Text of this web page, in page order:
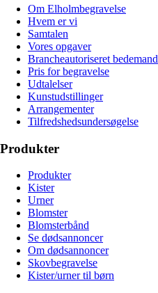
Om Elholmbegravelse
Hvem er vi
Samtalen
Vores opgaver
Brancheautoriseret bedemand
Pris for begravelse
Udtalelser
Kunstudstillinger
Arrangementer
Tilfredshedsundersøgelse
Produkter
Produkter
Kister
Urner
Blomster
Blomsterbånd
Se dødsannoncer
Om dødsannoncer
Skovbegravelse
Kister/urner til børn